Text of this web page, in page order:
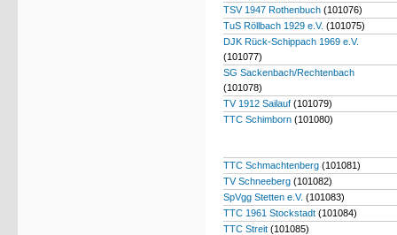
TSV 1947 Rothenbuch (101076)
TuS Röllbach 1929 e.V. (101075)
DJK Rück-Schippach 1969 e.V.
(101077)
SG Sackenbach/Rechtenbach
(101078)
TV 1912 Sailauf (101079)
TTC Schimborn (101080)
TTC Schmachtenberg (101081)
TV Schneeberg (101082)
SpVgg Stetten e.V. (101083)
TTC 1961 Stockstadt (101084)
TTC Streit (101085)